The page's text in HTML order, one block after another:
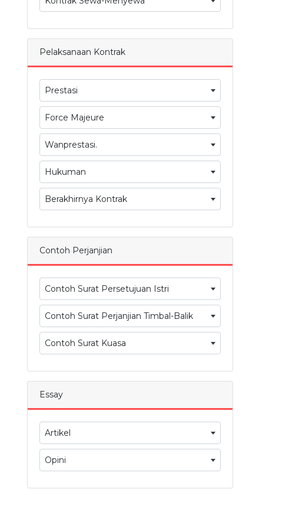
Pelaksanaan Kontrak
Prestasi
Force Majeure
Wanprestasi.
Hukuman
Berakhirnya Kontrak
Contoh Perjanjian
Contoh Surat Persetujuan Istri
Contoh Surat Perjanjian Timbal-Balik
Contoh Surat Kuasa
Essay
Artikel
Opini